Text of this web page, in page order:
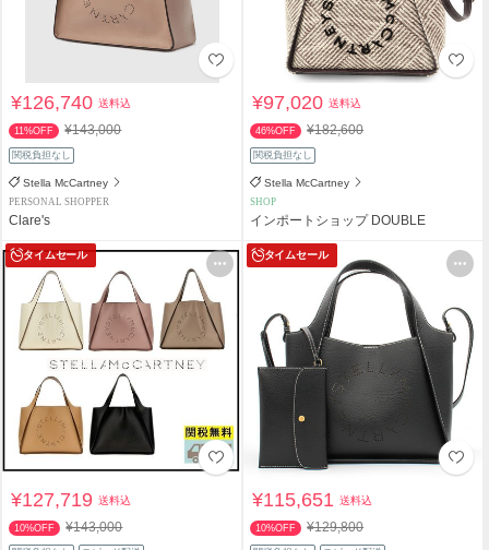
¥126,740送料込
11%OFF ¥143,000
関税負担なし
Stella McCartney
PERSONAL SHOPPER
Clare's
¥97,020送料込
46%OFF ¥182,600
関税負担なし
Stella McCartney
SHOP
インポートショップ DOUBLE
タイムセール
¥127,719送料込
10%OFF ¥143,000
タイムセール
¥115,651送料込
10%OFF ¥129,800